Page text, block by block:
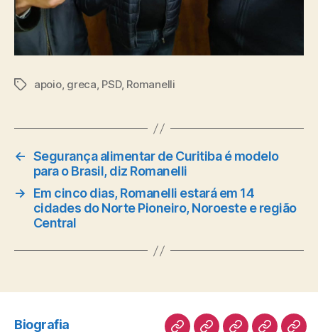
Tagsapoio, greca, PSD, Romanelli
← Segurança alimentar de Curitiba é modelo
para o Brasil, diz Romanelli
→
Em cinco dias, Romanelli estará em 14
cidades do Norte Pioneiro, Noroeste e região
Central
Biografia